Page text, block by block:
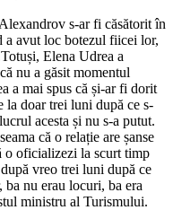
s-ar fi căsătorit în
a avut loc botezul fiicei lor,
Elena Udrea a
nu a găsit momentul
a mai spus că și-ar fi dorit
la doar trei luni după ce s-
acesta și nu s-a putut.
că o relație are șanse
o oficializezi la scurt timp
vreo trei luni după ce
ba nu erau locuri, ba era
ministru al Turismului.